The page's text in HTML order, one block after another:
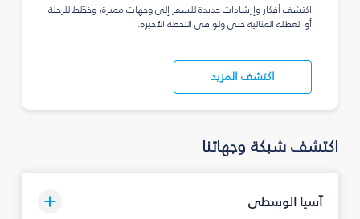
اكتشف أفكار وإرشادات جديدة للسفر إلى وجهات مميزة، وخطّط للرحلة
أو العطلة المثالية حتى ولو في اللحظة الأخيرة.
اكتشف المزيد
اكتشف شبكة وجهاتنا
آسيا الوسطى